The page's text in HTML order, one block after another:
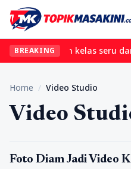
BREAKING
Temukan kelas seru dan
Home / Video Studio
Video
Konten
Foto Diam Jadi Video